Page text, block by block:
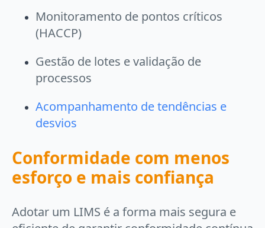
Monitoramento de pontos críticos
(HACCP)
Gestão de lotes e validação de
processos
Acompanhamento de tendências e
desvios
Conformidade com menos
esforço e mais confiança
Adotar um LIMS é a forma mais segura e